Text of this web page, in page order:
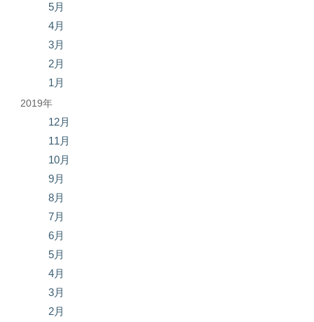
5月
4月
3月
2月
1月
2019年
12月
11月
10月
9月
8月
7月
6月
5月
4月
3月
2月